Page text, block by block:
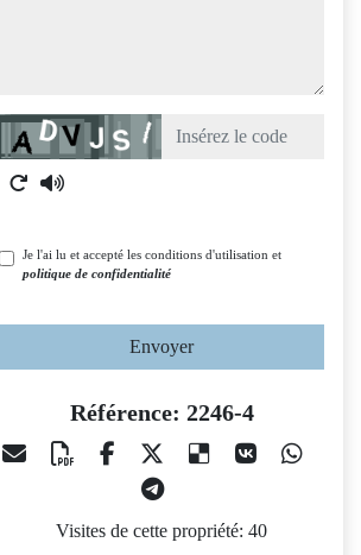
Captcha
Je l'ai lu et accepté les conditions d'utilisation et
politique de confidentialité
Envoyer
Référence: 2246-4
Visites de cette propriété: 40